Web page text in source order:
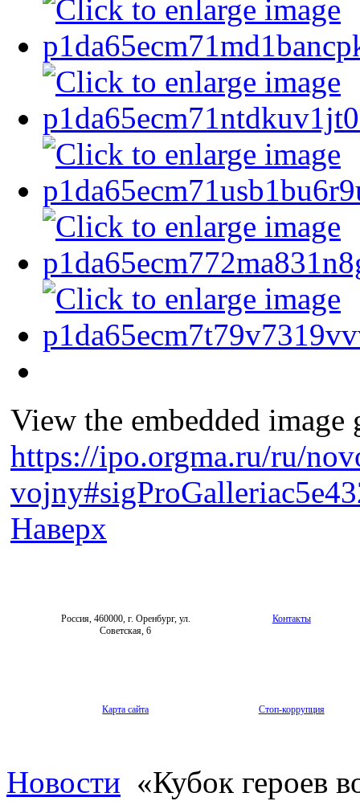
View the embedded
https://ipo.orgma.ru/ru/
Наверх
Россия, 460000, г. Оренбург, ул.
Советская, 6
Контакты
Карта сайта Стоп-коррупция
Новости «Кубок героев